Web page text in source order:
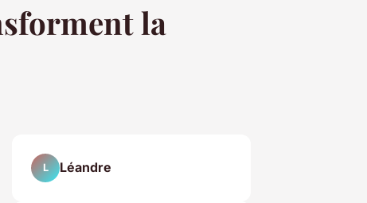
la
L Léandre